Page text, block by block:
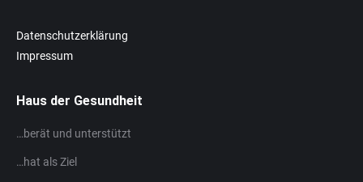
Datenschutzerklärung
Impressum
Haus der Gesundheit
…berät und unterstützt
…hat als Ziel